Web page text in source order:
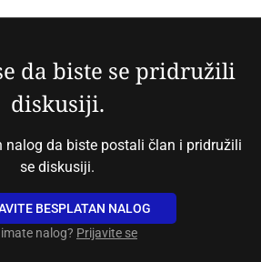
da biste se pridružili
diskusiji.
nalog da biste postali član i pridružili
se diskusiji.
BESPLATAN NALOG
nalog? Prijavite se